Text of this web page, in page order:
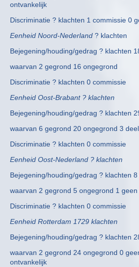
ontvankelijk
Discriminatie ? klachten 1 commissie 0
Eenheid Noord-Nederland ? klachten
Bejegening/houding/gedrag ? klachten
waarvan 2 gegrond 16 ongegrond
Discriminatie ? klachten 0 commissie
Eenheid Oost-Brabant ? klachten
Bejegening/houding/gedrag ? klachten
waarvan 6 gegrond 20 ongegrond 3
Discriminatie ? klachten 0 commissie
Eenheid Oost-Nederland ? klachten
Bejegening/houding/gedrag ? klachten
waarvan 2 gegrond 5 ongegrond 1
Discriminatie ? klachten 0 commissie
Eenheid Rotterdam 1729 klachten
Bejegening/houding/gedrag ? klachten
waarvan 2 gegrond 24 ongegrond 0
ontvankelijk